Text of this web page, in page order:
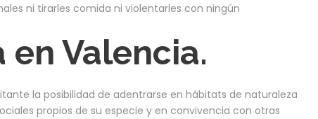
ni tirarles comida ni violentarles con ningún
Valencia.
la posibilidad de adentrarse en hábitats de naturaleza
propios de su especie y en convivencia con otras